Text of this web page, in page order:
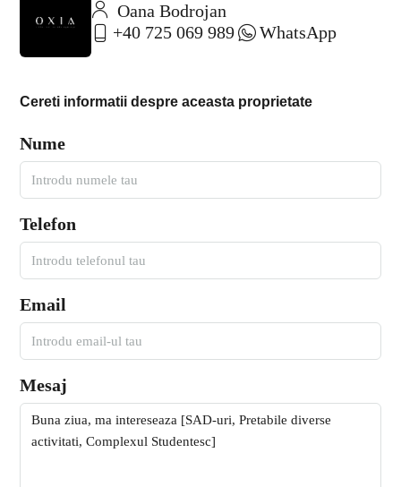
Oana Bodrojan
+40 725 069 989
WhatsApp
Cereti informatii despre aceasta proprietate
Nume
Telefon
Email
Mesaj